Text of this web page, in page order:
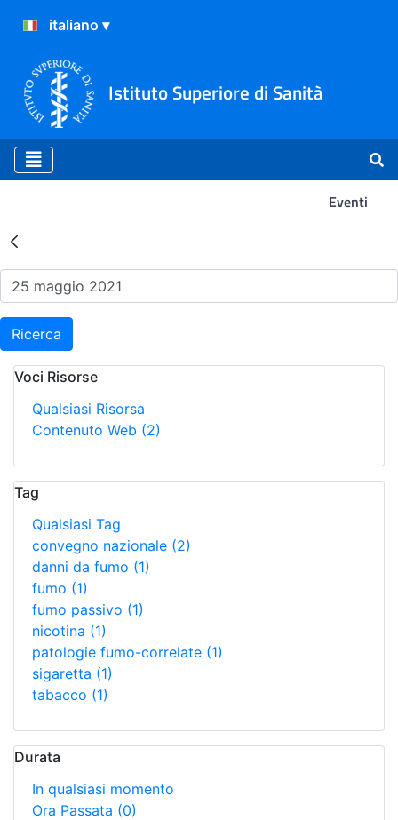
Istituto Superiore di Sanità
Eventi
Risultati della Ricerca -
Ricerca
Voci Risorse
Qualsiasi Risorsa
Contenuto Web (2)
Tag
Qualsiasi Tag
convegno nazionale (2)
danni da fumo (1)
fumo (1)
fumo passivo (1)
nicotina (1)
patologie fumo-correlate (1)
sigaretta (1)
tabacco (1)
Durata
In qualsiasi momento
Ora Passata (0)